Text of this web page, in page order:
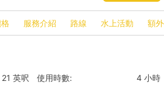
服務介紹 路線 水上活動 額
21 英呎 使用時數:
4 小時